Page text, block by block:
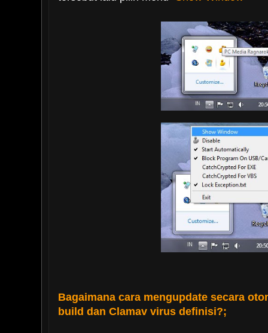
Bagaimana cara mengupdate secara
build dan Clamav virus definisi?;